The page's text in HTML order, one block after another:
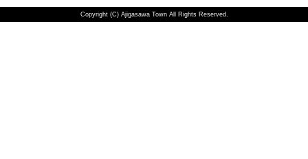
Copyright (C) Ajigasawa Town All Rights Reserved.